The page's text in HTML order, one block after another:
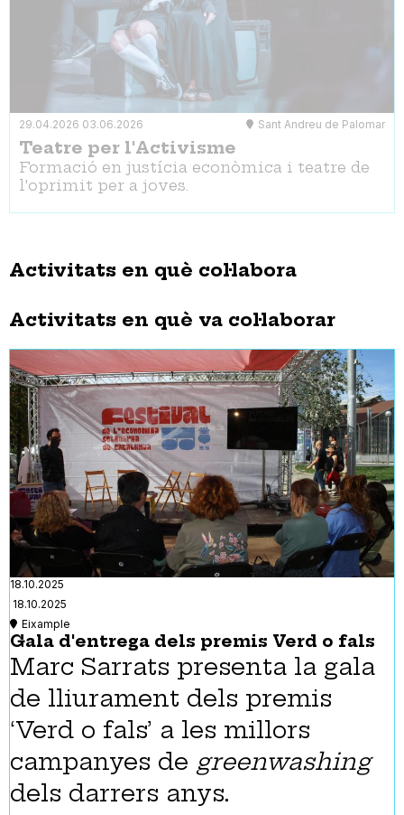
29.04.2026 03.06.2026 Sant Andreu de Palomar
Teatre per l'Activisme
Formació en justícia econòmica i teatre de
l'oprimit per a joves.
Activitats en què col·labora
Activitats en què va col·laborar
18.10.2025
18.10.2025
Eixample
Gala d'entrega dels premis Verd o fals
Marc Sarrats presenta la gala
de lliurament dels premis
‘Verd o fals’ a les millors
campanyes de greenwashing
dels darrers anys.